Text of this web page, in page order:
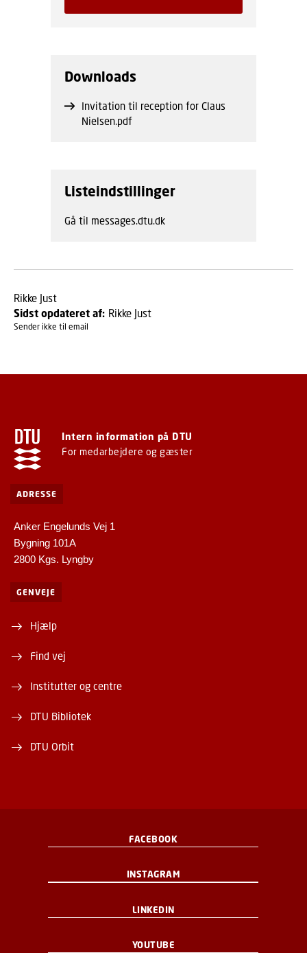
Downloads
Invitation til reception for Claus
Nielsen.pdf
Listeindstillinger
Gå til messages.dtu.dk
Rikke Just
Sidst opdateret af: Rikke Just
Sender ikke til email
Intern information på DTU
For medarbejdere og gæster
ADRESSE
Anker Engelunds Vej 1
Bygning 101A
2800 Kgs. Lyngby
GENVEJE
Hjælp
Find vej
Institutter og centre
DTU Bibliotek
DTU Orbit
FACEBOOK
INSTAGRAM
LINKEDIN
YOUTUBE